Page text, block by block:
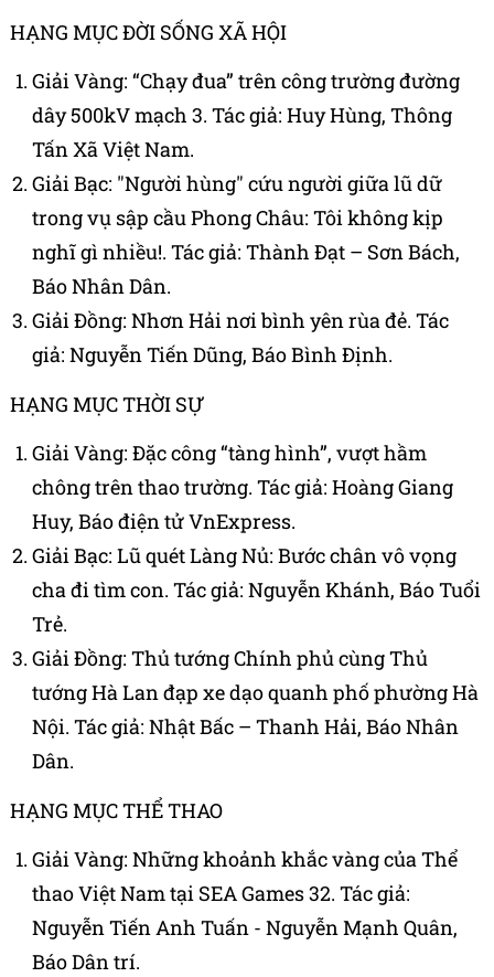
HẠNG MỤC ĐỜI SỐNG XÃ HỘI
Giải Vàng: “Chạy đua” trên công trường đường
dây 500kV mạch 3. Tác giả: Huy Hùng, Thông
Tấn Xã Việt Nam.
Giải Bạc: "Người hùng" cứu người giữa lũ dữ
trong vụ sập cầu Phong Châu: Tôi không kịp
nghĩ gì nhiều!. Tác giả: Thành Đạt – Sơn Bách,
Báo Nhân Dân.
Giải Đồng: Nhơn Hải nơi bình yên rùa đẻ. Tác
giả: Nguyễn Tiến Dũng, Báo Bình Định.
HẠNG MỤC THỜI SỰ
Giải Vàng: Đặc công “tàng hình”, vượt hầm
chông trên thao trường. Tác giả: Hoàng Giang
Huy, Báo điện tử VnExpress.
Giải Bạc: Lũ quét Làng Nủ: Bước chân vô vọng
cha đi tìm con. Tác giả: Nguyễn Khánh, Báo Tuổi
Trẻ.
Giải Đồng: Thủ tướng Chính phủ cùng Thủ
tướng Hà Lan đạp xe dạo quanh phố phường Hà
Nội. Tác giả: Nhật Bấc – Thanh Hải, Báo Nhân
Dân.
HẠNG MỤC THỂ THAO
Giải Vàng: Những khoảnh khắc vàng của Thể
thao Việt Nam tại SEA Games 32. Tác giả:
Nguyễn Tiến Anh Tuấn - Nguyễn Mạnh Quân,
Báo Dân trí.